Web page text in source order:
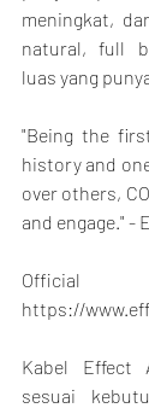
meningkat,
natural, full
luas yang
"Being the
history and
over others,
and engage." -
https://
Kabel Effect
sesuai